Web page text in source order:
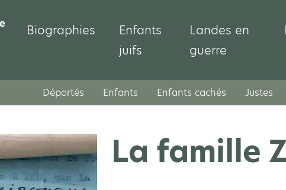
Biographies
Enfants
juifs
Landes en
guerre
Déportés Enfants Enfants cachés Justes
La famille